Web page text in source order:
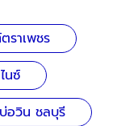
าเพชร
นซ์
อวิน ชลบุรี